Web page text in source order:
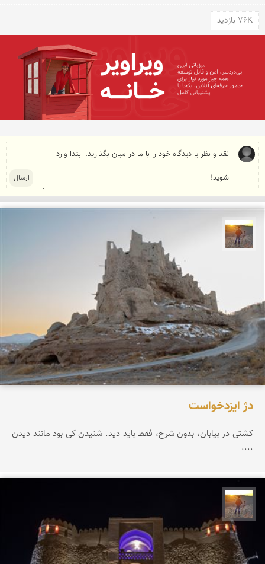
76K بازدید
دژ ایزدخواست
کشتی در بیابان، بدون شرح، فقط باید دید. شنیدن کی بود مانند دیدن
....